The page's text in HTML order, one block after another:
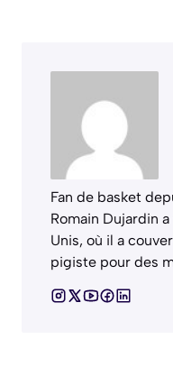
Fan de basket
Romain Dujardin
Unis, où il a
pigiste pour des